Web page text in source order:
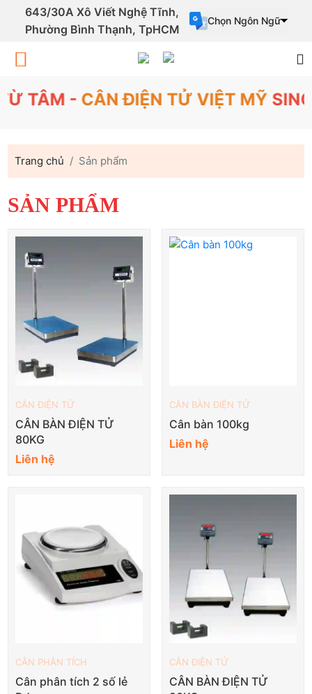
643/30A Xô Viết Nghệ Tĩnh,
Phường Bình Thạnh, TpHCM
Chọn Ngôn Ngữ
-CÂN ĐIỆN TỬ VIỆT MỸ SINCE
Trang chủ Sản phẩm
SẢN PHẨM
CÂN ĐIỆN TỬ
CÂN BÀN ĐIỆN TỬ
80KG
Liên hệ
CÂN BÀN ĐIỆN TỬ
Cân bàn 100kg
Liên hệ
CÂN PHÂN TÍCH
Cân phân tích 2 số lẻ
CÂN ĐIỆN TỬ
CÂN BÀN ĐIỆN TỬ